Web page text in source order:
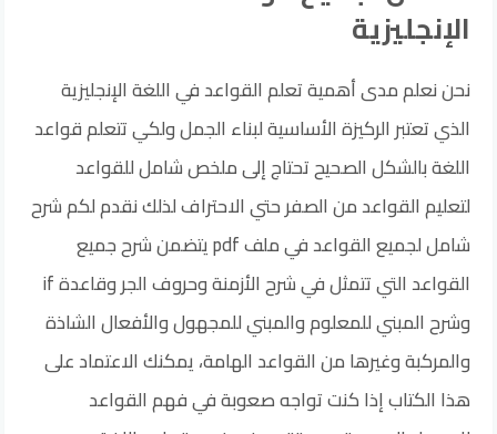
الإنجليزية
نحن نعلم مدى أهمية تعلم القواعد في اللغة الإنجليزية
الذي تعتبر الركيزة الأساسية لبناء الجمل ولكي تتعلم قواعد
اللغة بالشكل الصحيح تحتاج إلى ملخص شامل للقواعد
لتعليم القواعد من الصفر حتي الاحتراف لذلك نقدم لكم شرح
شامل لجميع القواعد في ملف pdf يتضمن شرح جميع
القواعد التي تتمثل في شرح الأزمنة وحروف الجر وقاعدة if
وشرح المبني للمعلوم والمبني للمجهول والأفعال الشاذة
والمركبة وغيرها من القواعد الهامة، يمكنك الاعتماد على
هذا الكتاب إذا كنت تواجه صعوبة في فهم القواعد